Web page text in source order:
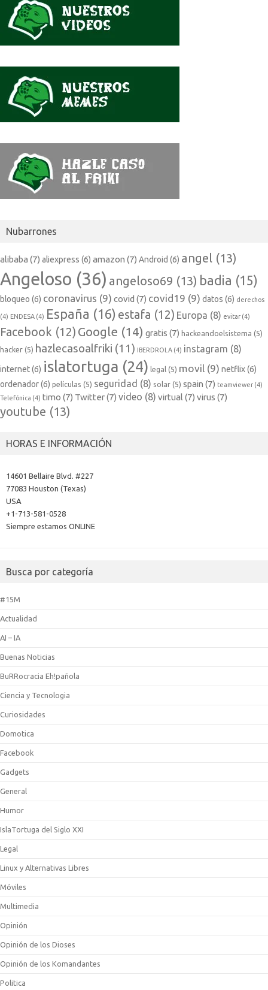
Nubarrones
alibaba (7) aliexpress (6) amazon (7) Android (6) angel (13)
Angeloso (36) angeloso69 (13) badia (15)
bloqueo (6) coronavirus (9) covid (7) covid19 (9) datos (6) derechos
(4) ENDESA (4) España (16) estafa (12) Europa (8) evitar (4)
Facebook (12) Google (14) gratis (7) hackeandoelsistema (5)
hacker (5) hazlecasoalfriki (11) IBERDROLA (4) instagram (8)
internet(6) islatortuga (24) legal (5) movil (9) netflix(6)
ordenador(6) películas (5) seguridad (8) solar (5) spain (7) teamviewer (4)
Telefónica (4) timo (7) Twitter(7) video (8) virtual (7) virus (7)
youtube (13)
HORAS E INFORMACIÓN
14601 Bellaire Blvd. #227
77083 Houston (Texas)
USA
+1-713-581-0528
Siempre estamos ONLINE
Busca por categoría
#15M
Actualidad
AI – IA
Buenas Noticias
BuRRocracia Eh!pañola
Ciencia y Tecnologia
Curiosidades
Domotica
Facebook
Gadgets
General
Humor
IslaTortuga del Siglo XXI
Legal
Linux y Alternativas Libres
Móviles
Multimedia
Opinión
Opinión de los Dioses
Opinión de los Komandantes
Politica